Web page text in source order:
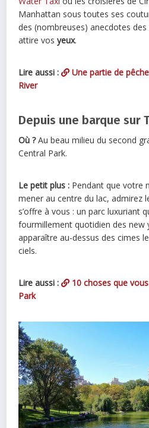
Manhattan sous toutes ses
des (nombreuses) anecdotes
attire vosyeux.
Lire aussi :
Une partie de
River
Depuis une barque sur
Où ?Au beau milieu du second
Central Park.
Le petit plus : Pendant que votre
mener au centre du lac, admirez
s’offre à vous : un parc luxuriant
fourmillement quotidien des new
apparaître au-dessus des cimes
ciels.
Lire aussi :
10 choses que
Park